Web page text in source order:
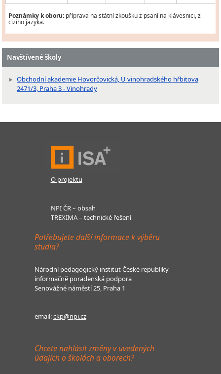
Poznámky k oboru: příprava na státní zkoušku z psaní na klávesnici, z
cizího jazyka.
Navštívené školy
Obchodní akademie Hovorčovická, U vinohradského hřbitova
2471/3, Praha 3 - Vinohrady
O projektu
NPI ČR – obsah
TREXIMA – technické řešení
Potřebujete další informace k výběru
studia?
Národní pedagogický institut České republiky
informačně poradenská podpora
Senovážné náměstí 25, Praha 1
email:ckp@npi.cz
Chcete nahlásit změny v uvedených
údajích o školách a oborech?